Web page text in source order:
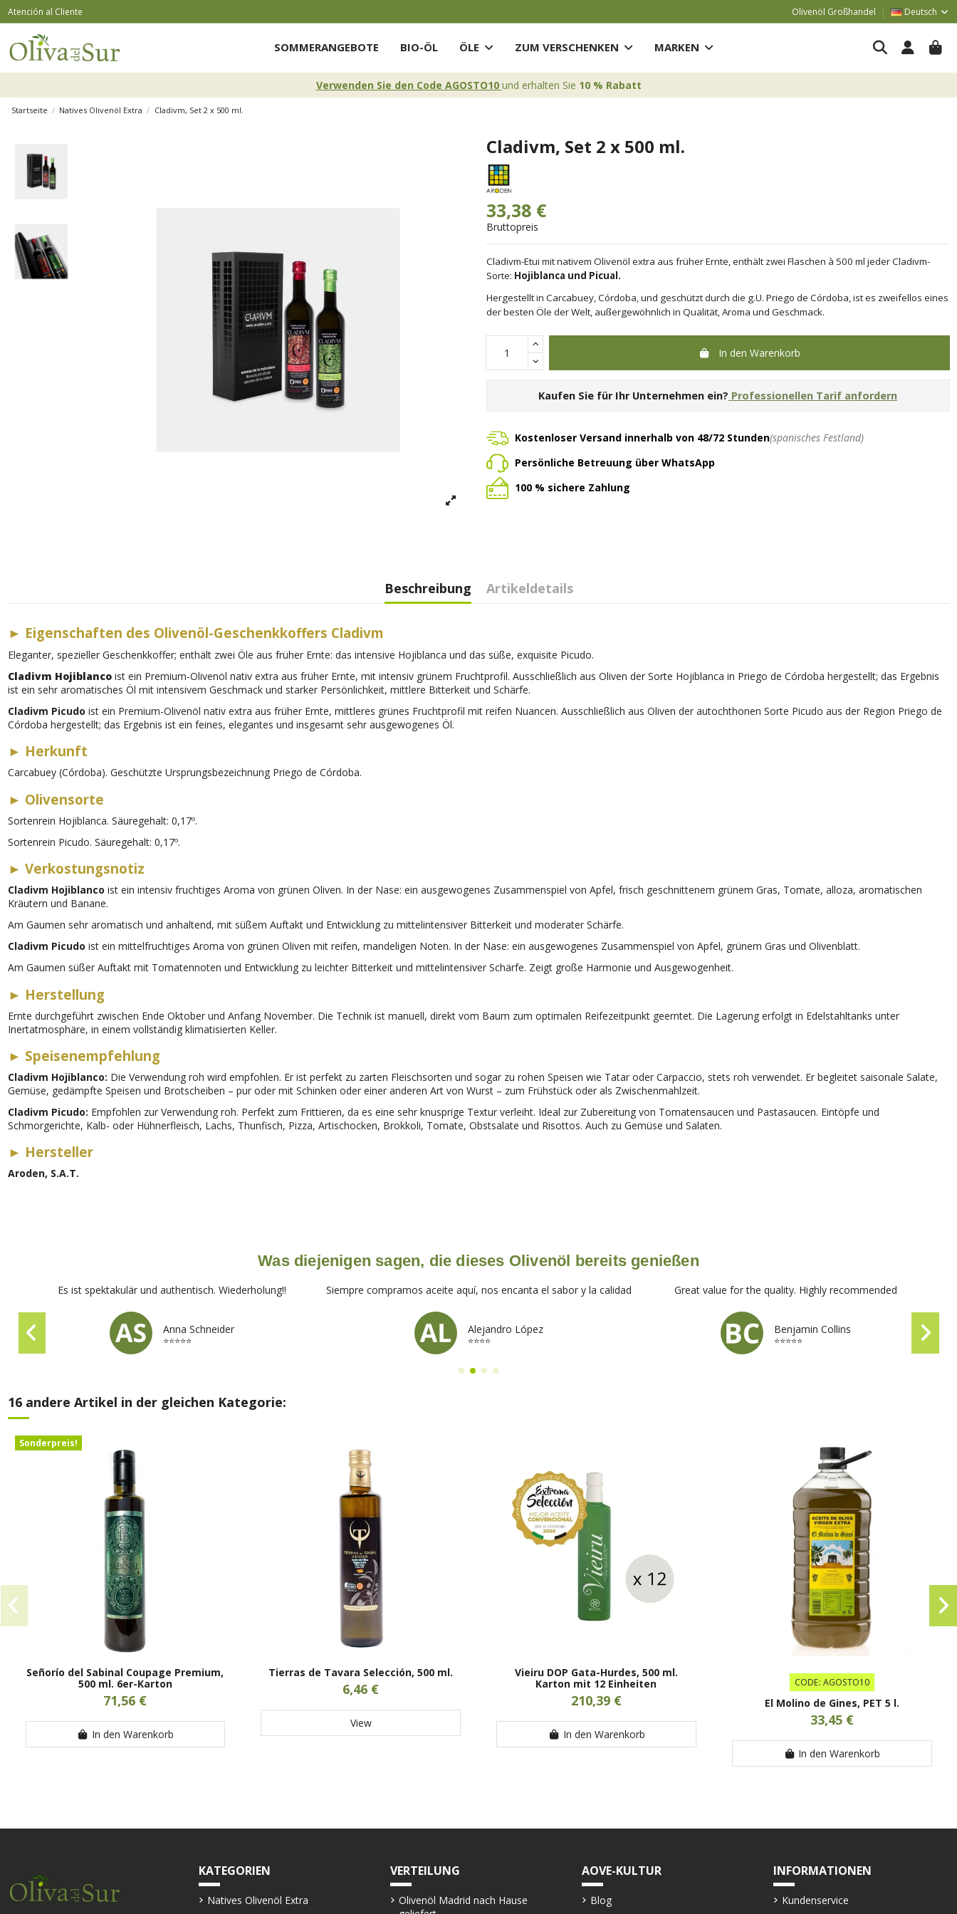
Atención al Cliente Olivenöl Großhandel Deutsch
SOMMERANGEBOTE BIO-ÖL ÖLE ZUM VERSCHENKEN MARKEN
Verwenden Sie den Code AGOSTO10 und erhalten Sie 10 % Rabatt
Startseite Natives Olivenöl Extra Cladivm, Set 2 x 500 ml.
Cladivm, Set 2 x 500 ml.
33,38 €
Bruttopreis
Cladivm-Etui mit nativem Olivenöl extra aus früher Ernte, enthält zwei Flaschen à 500 ml jeder Cladivm-
Sorte: Hojiblanca und Picual.
Hergestellt in Carcabuey, Córdoba, und geschützt durch die g.U. Priego de Córdoba, ist es zweifellos eines
der besten Öle der Welt, außergewöhnlich in Qualität, Aroma und Geschmack.
In den Warenkorb
Kaufen Sie für Ihr Unternehmen ein? Professionellen Tarif anfordern
Kostenloser Versand innerhalb von 48/72 Stunden(spanisches Festland)
Persönliche Betreuung über WhatsApp
100 % sichere Zahlung
Beschreibung Artikeldetails
► Eigenschaften des Olivenöl-Geschenkkoffers Cladivm
Eleganter, spezieller Geschenkkoffer; enthält zwei Öle aus früher Ernte: das intensive Hojiblanca und das süße, exquisite Picudo.
Cladivm Hojiblanco ist ein Premium-Olivenöl nativ extra aus früher Ernte, mit intensiv grünem Fruchtprofil. Ausschließlich aus Oliven der Sorte Hojiblanca in Priego de Córdoba hergestellt; das Ergebnis
ist ein sehr aromatisches Öl mit intensivem Geschmack und starker Persönlichkeit, mittlere Bitterkeit und Schärfe.
Cladivm Picudo ist ein Premium-Olivenöl nativ extra aus früher Ernte, mittleres grünes Fruchtprofil mit reifen Nuancen. Ausschließlich aus Oliven der autochthonen Sorte Picudo aus der Region Priego de
Córdoba hergestellt; das Ergebnis ist ein feines, elegantes und insgesamt sehr ausgewogenes Öl.
► Herkunft
Carcabuey (Córdoba). Geschützte Ursprungsbezeichnung Priego de Córdoba.
► Oliven­sorte
Sortenrein Hojiblanca. Säuregehalt: 0,17º.
Sortenrein Picudo. Säuregehalt: 0,17º.
► Verkostungsnotiz
Cladivm Hojiblanco ist ein intensiv fruchtiges Aroma von grünen Oliven. In der Nase: ein ausgewogenes Zusammenspiel von Apfel, frisch geschnittenem grünem Gras, Tomate, alloza, aromatischen
Kräutern und Banane.
Am Gaumen sehr aromatisch und anhaltend, mit süßem Auftakt und Entwicklung zu mittelintensiver Bitterkeit und moderater Schärfe.
Cladivm Picudo ist ein mittelfruchtiges Aroma von grünen Oliven mit reifen, mandeligen Noten. In der Nase: ein ausgewogenes Zusammenspiel von Apfel, grünem Gras und Olivenblatt.
Am Gaumen süßer Auftakt mit Tomatennoten und Entwicklung zu leichter Bitterkeit und mittelintensiver Schärfe. Zeigt große Harmonie und Ausgewogenheit.
► Herstellung
Ernte durchgeführt zwischen Ende Oktober und Anfang November. Die Technik ist manuell, direkt vom Baum zum optimalen Reifezeitpunkt geerntet. Die Lagerung erfolgt in Edelstahltanks unter
Inertatmosphäre, in einem vollständig klimatisierten Keller.
► Speisenempfehlung
Cladivm Hojiblanco: Die Verwendung roh wird empfohlen. Er ist perfekt zu zarten Fleischsorten und sogar zu rohen Speisen wie Tatar oder Carpaccio, stets roh verwendet. Er begleitet saisonale Salate,
Gemüse, gedämpfte Speisen und Brotscheiben – pur oder mit Schinken oder einer anderen Art von Wurst – zum Frühstück oder als Zwischenmahlzeit.
Cladivm Picudo: Empfohlen zur Verwendung roh. Perfekt zum Frittieren, da es eine sehr knusprige Textur verleiht. Ideal zur Zubereitung von Tomatensaucen und Pastasaucen. Eintöpfe und
Schmorgerichte, Kalb- oder Hühnerfleisch, Lachs, Thunfisch, Pizza, Artischocken, Brokkoli, Tomate, Obstsalate und Risottos. Auch zu Gemüse und Salaten.
► Hersteller
Aroden, S.A.T.
Was diejenigen sagen, die dieses Olivenöl bereits genießen
Es ist spektakulär und authentisch. Wiederholung!!
Anna Schneider
⭐⭐⭐⭐⭐
Siempre compramos aceite aquí, nos encanta el sabor y la calidad
Alejandro López
⭐⭐⭐⭐
Great value for the quality. Highly recommended
Benjamin Collins
⭐⭐⭐⭐⭐
16 andere Artikel in der gleichen Kategorie:
Sonderpreis!
Señorío del Sabinal Coupage Premium,
500 ml. 6er-Karton
71,56 €
In den Warenkorb
Tierras de Tavara Selección, 500 ml.
6,46 €
View
Vieiru DOP Gata-Hurdes, 500 ml.
Karton mit 12 Einheiten
210,39 €
In den Warenkorb
CODE: AGOSTO10
El Molino de Gines, PET 5 l.
33,45 €
In den Warenkorb
KATEGORIEN
Natives Olivenöl Extra
VERTEILUNG
Olivenöl Madrid nach Hause
AOVE-KULTUR
Blog
INFORMATIONEN
Kundenservice